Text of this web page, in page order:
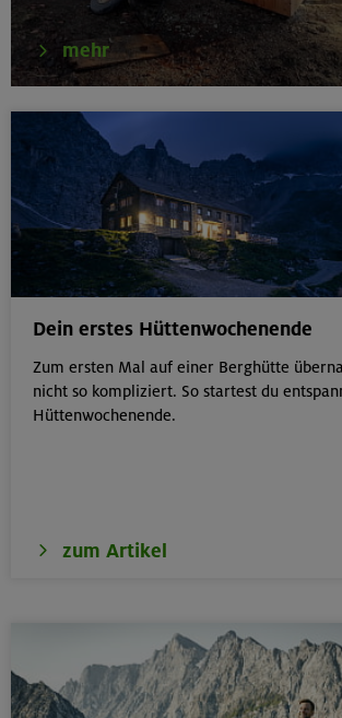
mehr
Dein erstes Hüttenwochenende
Zum ersten Mal auf einer Berghütte
nicht so kompliziert. So startest du
Hüttenwochenende.
zum Artikel